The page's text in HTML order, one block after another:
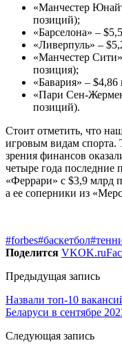
«Манчестер
позиций);
«Барселона» –
«Ливерпуль» –
«Манчестер
позиция);
«Бавария» –
«Пари Сен-
позиций).
Стоит отметить, что
игровым видам спорта.
зрения финансов
четыре года последние
«Феррари» с $3,9 млрд
а ее соперники из
#forbes#баскетбол
Поделится VKOK.ru
Предыдущая запись
Назвали топ-10
Беларуси в сентябре
Следующая запись